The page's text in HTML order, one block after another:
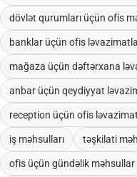
dövlət qurumları üçün ofis
banklar üçün ofis
mağaza üçün dəftərxana
anbar üçün qeydiyyat
reception üçün ofis
iş məhsulları təşkilati
ofis üçün gündəlik məhsullar